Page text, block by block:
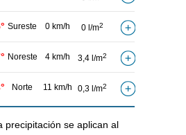
Sureste 0 km/h 0 l/m2
Noreste 4 km/h 3,4 l/m2
Norte 11 km/h 0,3 l/m2
precipitación se aplican al